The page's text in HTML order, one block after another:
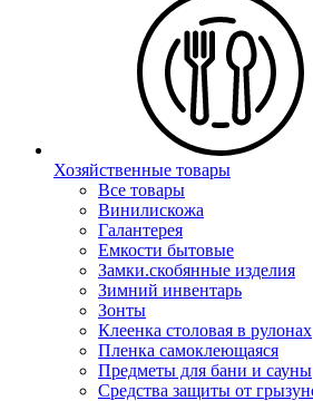
Хозяйственные товары
Все товары
Винилискожа
Галантерея
Емкости бытовые
Замки.скобянные изделия
Зимний инвентарь
Зонты
Клеенка столовая в рулонах
Пленка самоклеющаяся
Предметы для бани и сауны
Средства защиты от